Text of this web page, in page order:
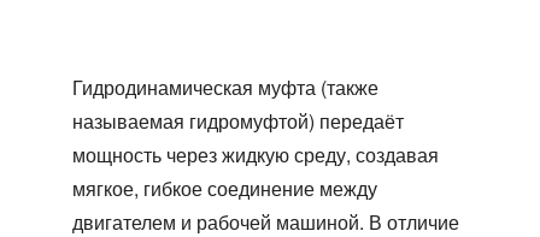
Гидродинамическая муфта (также
называемая гидромуфтой) передаёт
мощность через жидкую среду, создавая
мягкое, гибкое соединение между
двигателем и рабочей машиной. В отличие